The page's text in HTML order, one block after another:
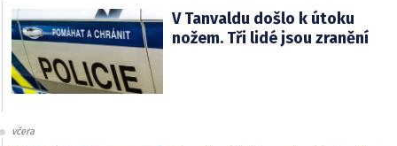
V Tanvaldu došlo k útoku
nožem. Tři lidé jsou zranění
včera